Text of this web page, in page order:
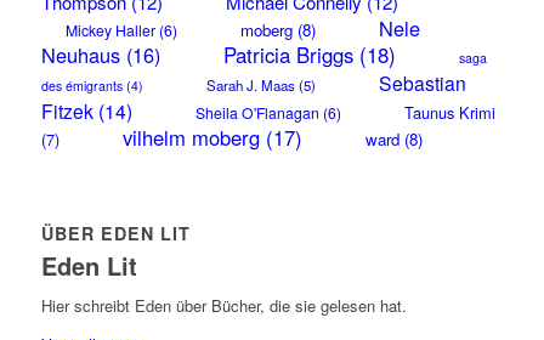
Mickey Haller(6) moberg(8)
Nele
Neuhaus(16) Patricia Briggs(18)
saga
des émigrants(4) Sarah J. Maas(5)
Sebastian
Fitzek(14) Sheila O'Flanagan (6)
Taunus Krimi
(7)
vilhelm moberg(17) ward(8)
ÜBER EDEN LIT
Eden Lit
Hier schreibt Eden über Bücher, die sie gelesen hat.